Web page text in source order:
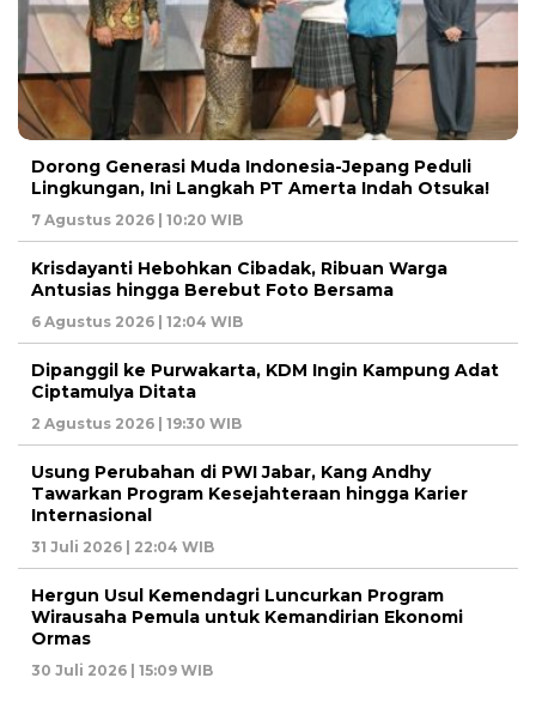
Dorong Generasi Muda Indonesia-Jepang Peduli
Lingkungan, Ini Langkah PT Amerta Indah Otsuka!
7 Agustus 2026 | 10:20 WIB
Krisdayanti Hebohkan Cibadak, Ribuan Warga
Antusias hingga Berebut Foto Bersama
6 Agustus 2026 | 12:04 WIB
Dipanggil ke Purwakarta, KDM Ingin Kampung Adat
Ciptamulya Ditata
2 Agustus 2026 | 19:30 WIB
Usung Perubahan di PWI Jabar, Kang Andhy
Tawarkan Program Kesejahteraan hingga Karier
Internasional
31 Juli 2026 | 22:04 WIB
Hergun Usul Kemendagri Luncurkan Program
Wirausaha Pemula untuk Kemandirian Ekonomi
Ormas
30 Juli 2026 | 15:09 WIB